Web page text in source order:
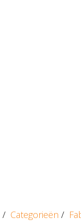
/ Categorieën /